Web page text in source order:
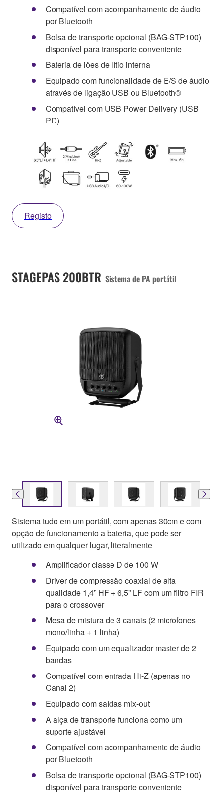
Compatível com acompanhamento de áudio
por Bluetooth
Bolsa de transporte opcional (BAG-STP100)
disponível para transporte conveniente
Bateria de iões de lítio interna
Equipado com funcionalidade de E/S de áudio
através de ligação USB ou Bluetooth®
Compatível com USB Power Delivery (USB
PD)
Registo
STAGEPAS 200BTR Sistema de PA portátil
Sistema tudo em um portátil, com apenas 30cm e com
opção de funcionamento a bateria, que pode ser
utilizado em qualquer lugar, literalmente
Amplificador classe D de 100 W
Driver de compressão coaxial de alta
qualidade 1,4” HF + 6,5” LF com um filtro FIR
para o crossover
Mesa de mistura de 3 canais (2 microfones
mono/linha + 1 linha)
Equipado com um equalizador master de 2
bandas
Compatível com entrada Hi-Z (apenas no
Canal 2)
Equipado com saídas mix-out
A alça de transporte funciona como um
suporte ajustável
Compatível com acompanhamento de áudio
por Bluetooth
Bolsa de transporte opcional (BAG-STP100)
disponível para transporte conveniente